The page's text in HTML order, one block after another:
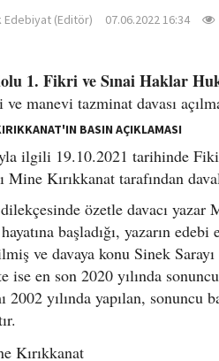
Edebiyat (Editör) 07.06.2022 16:34
1. Fikri ve Sınai Haklar
ve manevi tazminat davası
BASIN AÇIKLAMASI
ilgili 19.10.2021 tarihinde
Mine Kırıkkanat tarafından
özetle davacı yazar
başladığı, yazarın
ve davaya konu Sinek
ise en son 2020 yılında
2002 yılında yapılan, sonuncu